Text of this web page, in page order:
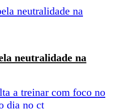
neutralidade na